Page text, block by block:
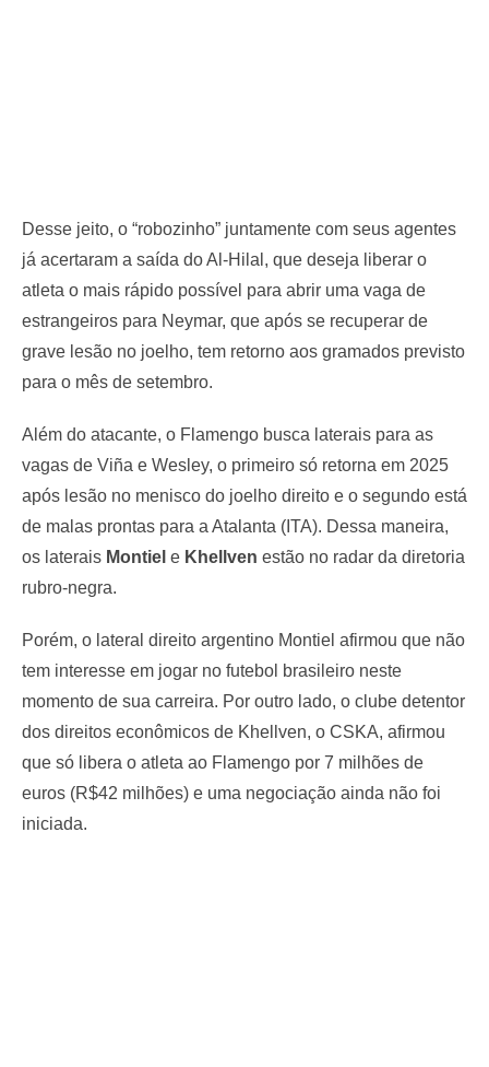
Desse jeito, o “robozinho” juntamente com seus agentes
já acertaram a saída do Al-Hilal, que deseja liberar o
atleta o mais rápido possível para abrir uma vaga de
estrangeiros para Neymar, que após se recuperar de
grave lesão no joelho, tem retorno aos gramados previsto
para o mês de setembro.
Além do atacante, o Flamengo busca laterais para as
vagas de Viña e Wesley, o primeiro só retorna em 2025
após lesão no menisco do joelho direito e o segundo está
de malas prontas para a Atalanta (ITA). Dessa maneira,
os laterais Montiel e Khellven estão no radar da diretoria
rubro-negra.
Porém, o lateral direito argentino Montiel afirmou que não
tem interesse em jogar no futebol brasileiro neste
momento de sua carreira. Por outro lado, o clube detentor
dos direitos econômicos de Khellven, o CSKA, afirmou
que só libera o atleta ao Flamengo por 7 milhões de
euros (R$42 milhões) e uma negociação ainda não foi
iniciada.